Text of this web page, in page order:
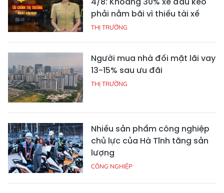
phải nằm bãi vì thiếu tài xế
THỊ TRƯỜNG
Người mua nhà đối mặt lãi vay
13-15% sau ưu đãi
THỊ TRƯỜNG
Nhiều sản phẩm công nghiệp
chủ lực của Hà Tĩnh tăng sản
lượng
CÔNG NGHIỆP